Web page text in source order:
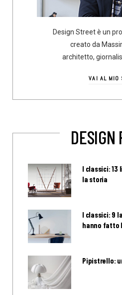
Design Street è un
creato da
architetto,
VAI AL MIO
DESIGN
I classici:
la storia
I classici: 9
hanno fatto
Pipistrello: